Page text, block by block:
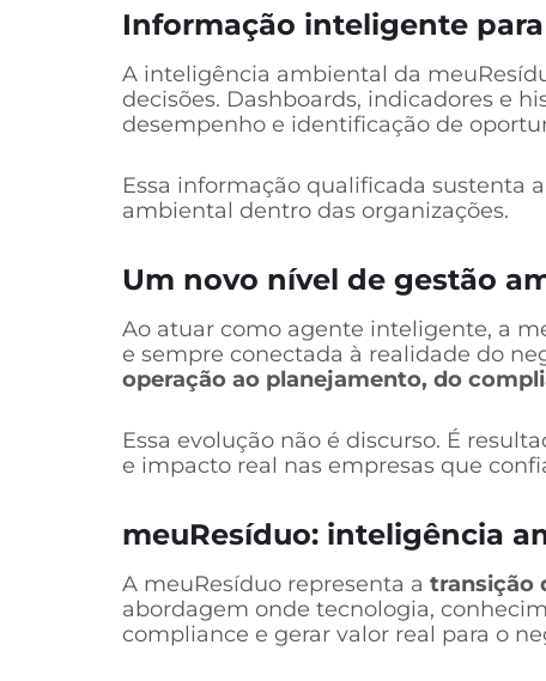
Informação inteligente
A inteligência ambiental da
decisões. Dashboards, indicadores e
desempenho e identificação de
Essa informação qualificada sustenta
ambiental dentro das organizações.
Um novo nível de gestão
Ao atuar como agente inteligente, a
e sempre conectada à realidade do
operação ao planejamento, do
Essa evolução não é discurso. É
e impacto real nas empresas que
meuResíduo: inteligência
A meuResíduo representa a transição
abordagem onde tecnologia,
compliance e gerar valor real para o